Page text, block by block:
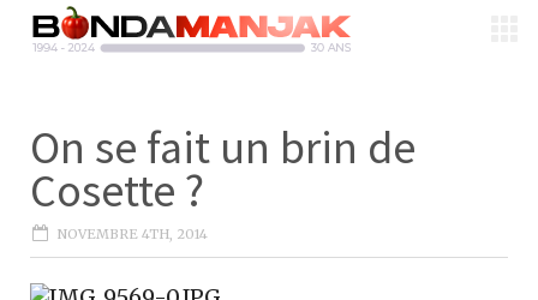
On se fait un brin de
Cosette ?
NOVEMBRE 4TH, 2014